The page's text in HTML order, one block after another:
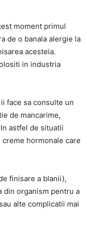
moment primul
de o banala alergie la
acesteia.
in industria
face sa consulte un
de mancarime,
astfel de situatii
hormonale care
finisare a blanii),
din organism pentru a
alte complicatii mai